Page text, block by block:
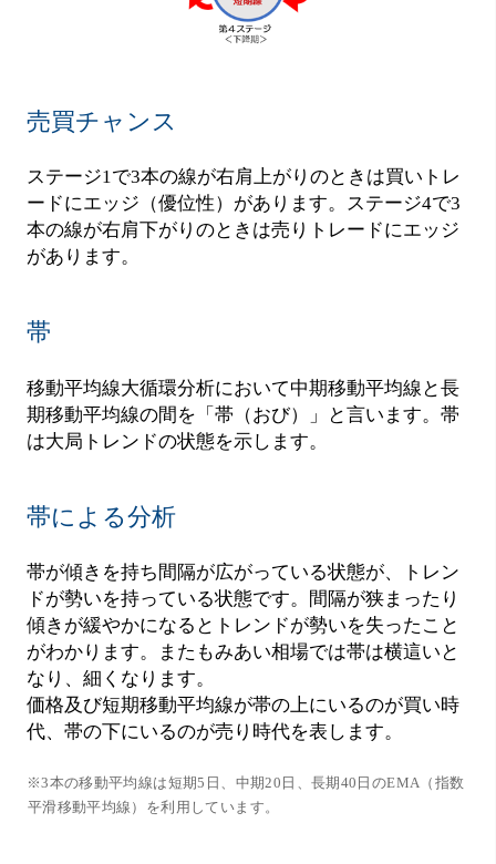
売買チャンス
ステージ1で3本の線が右肩上がりのときは買いトレ
ードにエッジ（優位性）があります。ステージ4で3
本の線が右肩下がりのときは売りトレードにエッジ
があります。
帯
移動平均線大循環分析において中期移動平均線と長
期移動平均線の間を「帯（おび）」と言います。帯
は大局トレンドの状態を示します。
帯による分析
帯が傾きを持ち間隔が広がっている状態が、トレン
ドが勢いを持っている状態です。間隔が狭まったり
傾きが緩やかになるとトレンドが勢いを失ったこと
がわかります。またもみあい相場では帯は横這いと
なり、細くなります。
価格及び短期移動平均線が帯の上にいるのが買い時
代、帯の下にいるのが売り時代を表します。
※3本の移動平均線は短期5日、中期20日、長期40日のEMA（指数
平滑移動平均線）を利用しています。